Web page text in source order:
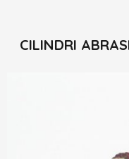
CILINDRI